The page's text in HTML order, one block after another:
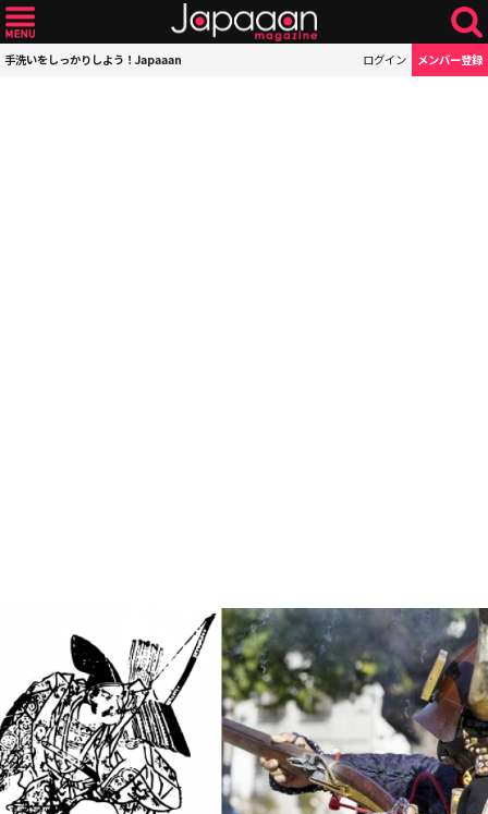
手洗いをしっかりしよう！Japaaan ログイン メンバー登録